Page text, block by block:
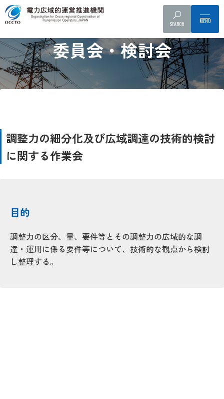
SEARCH
委員会・検討会
調整力の細分化及び広域調達の技術的検討
に関する作業会
目的
調整力の区分、量、要件等とその調整力の広域的な調
達・運用に係る要件等について、技術的な観点から検討
し整理する。